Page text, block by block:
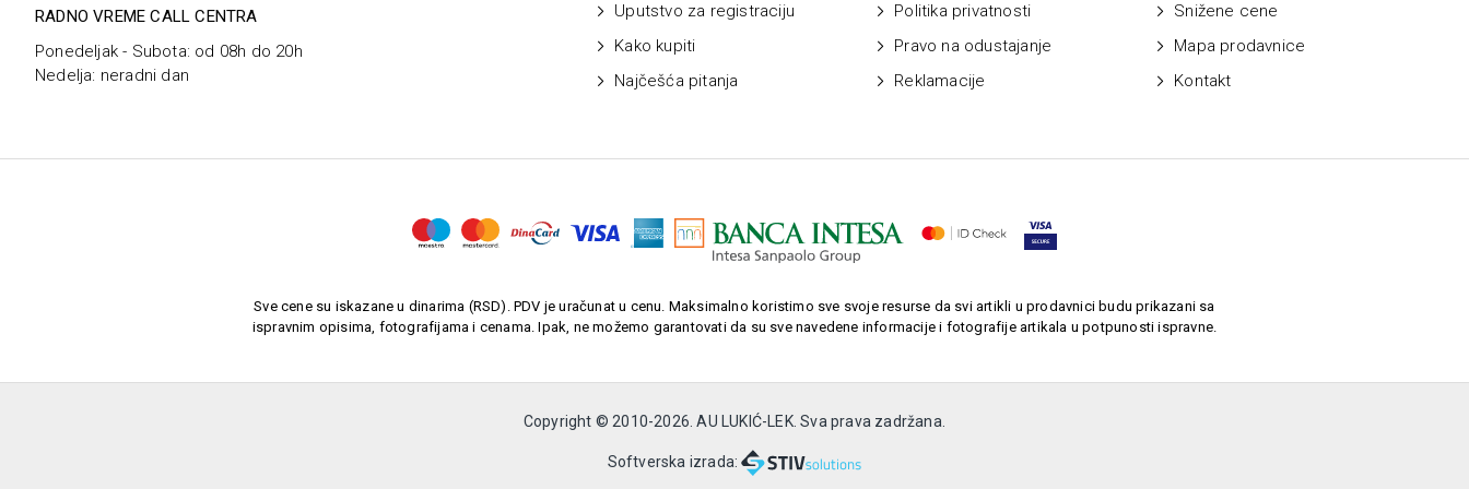
RADNO VREME CALL CENTRA
Ponedeljak - Subota: od 08h do 20h
Nedelja: neradni dan
Uputstvo za registraciju
Kako kupiti
Najčešća pitanja
Politika privatnosti
Pravo na odustajanje
Reklamacije
Snižene cene
Mapa prodavnice
Kontakt
Sve cene su iskazane u dinarima (RSD). PDV je uračunat u cenu. Maksimalno koristimo sve svoje resurse da svi artikli u prodavnici budu prikazani sa
ispravnim opisima, fotografijama i cenama. Ipak, ne možemo garantovati da su sve navedene informacije i fotografije artikala u potpunosti ispravne.
Copyright © 2010-2026. AU LUKIĆ-LEK. Sva prava zadržana.
Softverska izrada: